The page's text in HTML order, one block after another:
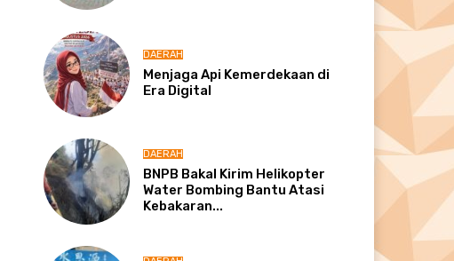
DAERAH
Menjaga Api Kemerdekaan di
Era Digital
DAERAH
BNPB Bakal Kirim Helikopter
Water Bombing Bantu Atasi
Kebakaran...